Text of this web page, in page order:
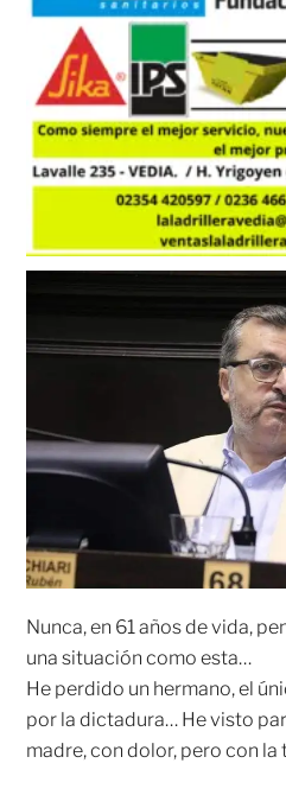
Nunca, en 61 años de vida,
una situación como esta…
He perdido un hermano, el
por la dictadura… He visto
madre, con dolor, pero con la